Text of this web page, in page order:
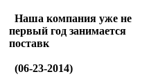
Наша компания уже не
первый год занимается
поставк
(06-23-2014)